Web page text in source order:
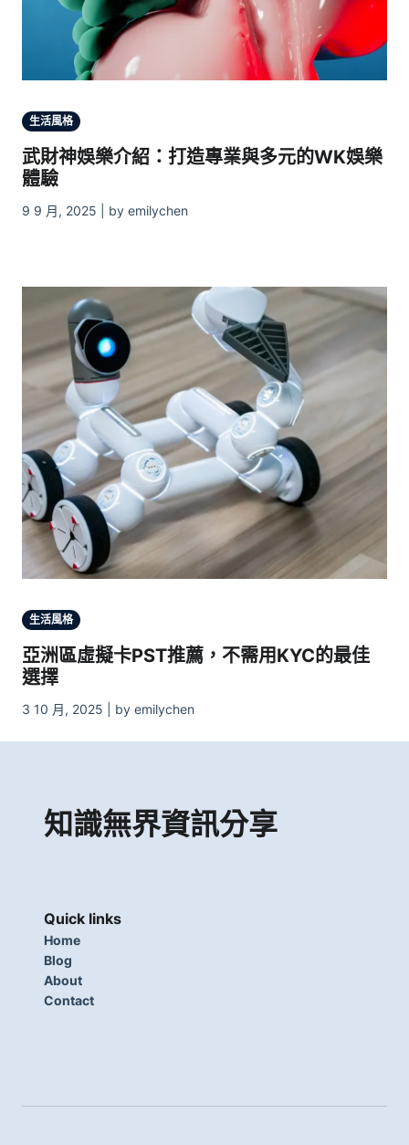
生活風格
武財神娛樂介紹：打造專業與多元的WK娛樂
體驗
9 9 月, 2025 | by emilychen
生活風格
亞洲區虛擬卡PST推薦，不需用KYC的最佳
選擇
3 10 月, 2025 | by emilychen
知識無界資訊分享
Quick links
Home
Blog
About
Contact